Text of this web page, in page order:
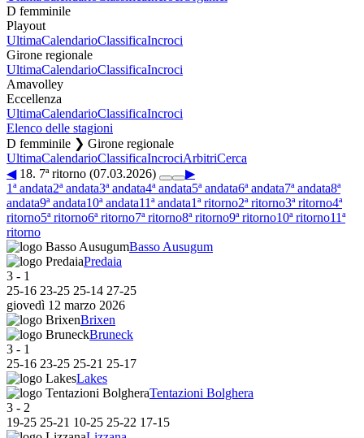
D femminile
Playout
UltimaCalendarioClassificaIncroci
Girone regionale
UltimaCalendarioClassificaIncroci
Amavolley
Eccellenza
UltimaCalendarioClassificaIncroci
Elenco delle stagioni
D femminile ❯ Girone regionale
UltimaCalendarioClassificaIncrociArbitriCerca
◀18. 7ª ritorno (07.03.2026)
▶
1ª andata2ª andata3ª andata4ª andata5ª andata6ª andata7ª andata8ª
andata9ª andata10ª andata11ª andata1ª ritorno2ª ritorno3ª ritorno4ª
ritorno5ª ritorno6ª ritorno7ª ritorno8ª ritorno9ª ritorno10ª ritorno11ª
ritorno
Basso Ausugum
Predaia
3 - 1
25-16 23-25 25-14 27-25
giovedì 12 marzo 2026
Brixen
Bruneck
3 - 1
25-16 23-25 25-21 25-17
Lakes
Tentazioni Bolghera
3 - 2
19-25 25-21 10-25 25-22 17-15